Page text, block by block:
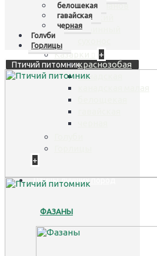
магелланов
андский
куринный
Казарки
+
краснозобая
канадская
+
Птицы лучших пород
ФАЗАНЫ
белощекая
гавайская
черная
Голуби
Горлицы
Птичий питомник